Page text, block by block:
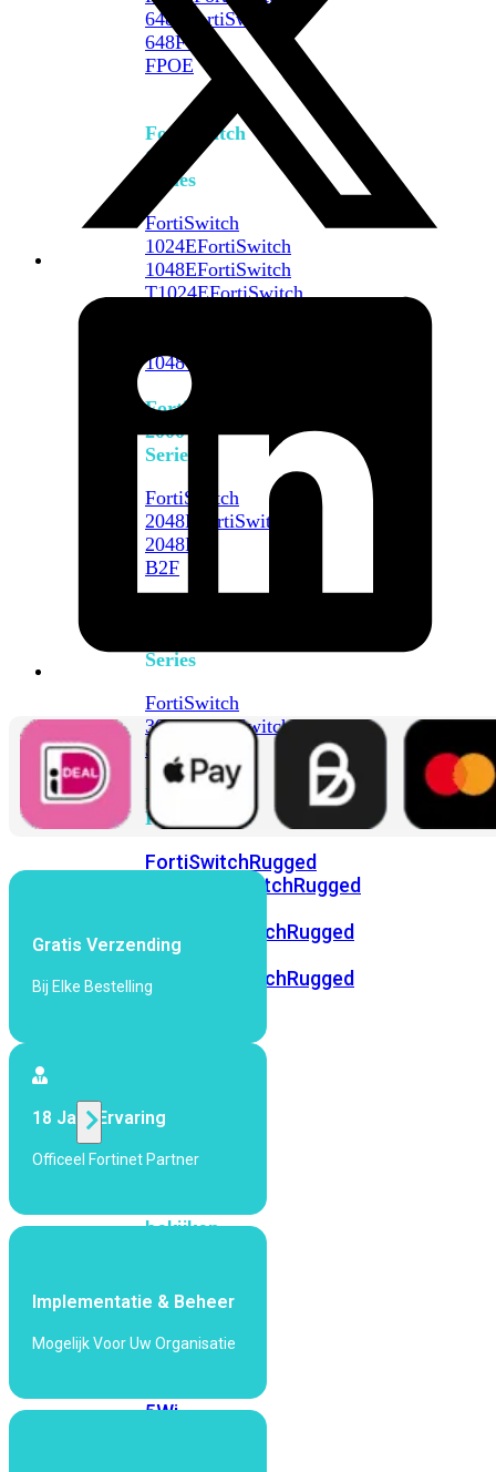
648F
FortiSwitch
648F-
FPOE
FortiSwitch
1000
Series
FortiSwitch
1024EFortiSwitch
1048EFortiSwitch
T1024EFortiSwitch
1048G
FortiSwitch
2000
Series
FortiSwitch
2048F
FortiSwitch
2048F-
B2F
Series
FortiSwitch
3032EFortiSwitch
3032G
FortiSwitch
Ruggedized
FortiSwitchRugged
FortiSwitchRugged
FortiSwitchRugged
216F-
POE
FortiSwitchRugged
424F-
Alle
bekijken
Fi
5Wi-
Gratis Verzending
Bij Elke Bestelling
18 Jaar Ervaring
Officeel Fortinet Partner
Implementatie & Beheer
Mogelijk Voor Uw Organisatie